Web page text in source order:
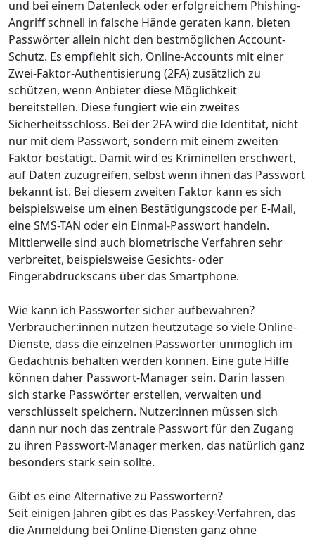
und bei einem Datenleck oder erfolgreichem Phishing-
Angriff schnell in falsche Hände geraten kann, bieten
Passwörter allein nicht den bestmöglichen Account-
Schutz. Es empfiehlt sich, Online-Accounts mit einer
Zwei-Faktor-Authentisierung (2FA) zusätzlich zu
schützen, wenn Anbieter diese Möglichkeit
bereitstellen. Diese fungiert wie ein zweites
Sicherheitsschloss. Bei der 2FA wird die Identität, nicht
nur mit dem Passwort, sondern mit einem zweiten
Faktor bestätigt. Damit wird es Kriminellen erschwert,
auf Daten zuzugreifen, selbst wenn ihnen das Passwort
bekannt ist. Bei diesem zweiten Faktor kann es sich
beispielsweise um einen Bestätigungscode per E-Mail,
eine SMS-TAN oder ein Einmal-Passwort handeln.
Mittlerweile sind auch biometrische Verfahren sehr
verbreitet, beispielsweise Gesichts- oder
Fingerabdruckscans über das Smartphone.
Wie kann ich Passwörter sicher aufbewahren?
Verbraucher:innen nutzen heutzutage so viele Online-
Dienste, dass die einzelnen Passwörter unmöglich im
Gedächtnis behalten werden können. Eine gute Hilfe
können daher Passwort-Manager sein. Darin lassen
sich starke Passwörter erstellen, verwalten und
verschlüsselt speichern. Nutzer:innen müssen sich
dann nur noch das zentrale Passwort für den Zugang
zu ihren Passwort-Manager merken, das natürlich ganz
besonders stark sein sollte.
Gibt es eine Alternative zu Passwörtern?
Seit einigen Jahren gibt es das Passkey-Verfahren, das
die Anmeldung bei Online-Diensten ganz ohne